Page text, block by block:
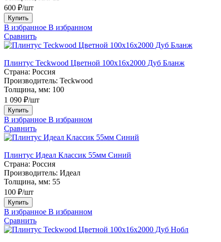
600 ₽/шт
Купить
В избранное В избранном
Сравнить
Плинтус Teckwood Цветной 100x16х2000 Дуб Бланж
Страна: Россия
Производитель: Teckwood
Толщина, мм: 100
1 090 ₽/шт
Купить
В избранное В избранном
Сравнить
Плинтус Идеал Классик 55мм Синий
Страна: Россия
Производитель: Идеал
Толщина, мм: 55
100 ₽/шт
Купить
В избранное В избранном
Сравнить